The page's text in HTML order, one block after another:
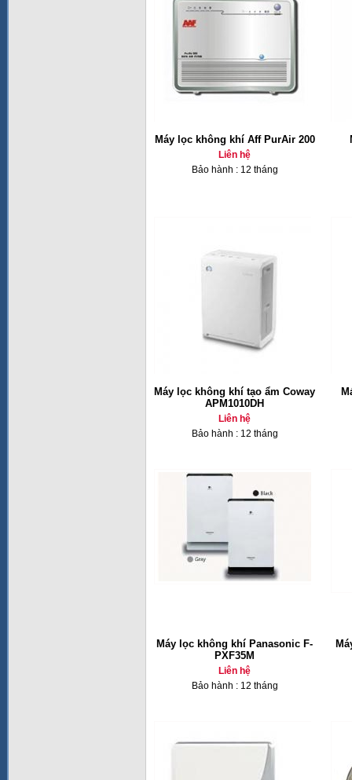
Máy lọc không khí Aff PurAir 200
Liên hệ
Bảo hành : 12 tháng
Máy lọc không khí tạo ẩm Coway
APM1010DH
Liên hệ
Bảo hành : 12 tháng
Máy lọc không khí Panasonic F-
PXF35M
Liên hệ
Bảo hành : 12 tháng